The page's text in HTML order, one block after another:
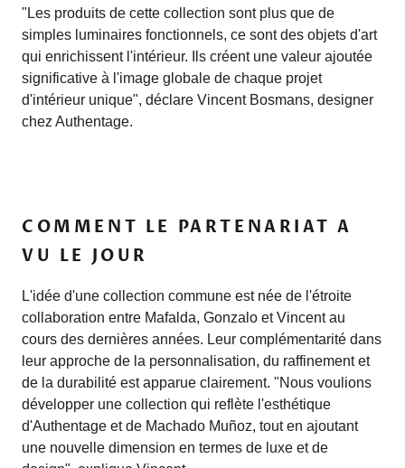
"Les produits de cette collection sont plus que de
simples luminaires fonctionnels, ce sont des objets d'art
qui enrichissent l'intérieur. Ils créent une valeur ajoutée
significative à l'image globale de chaque projet
d'intérieur unique", déclare Vincent Bosmans, designer
chez Authentage.
COMMENT LE PARTENARIAT A
VU LE JOUR
L'idée d'une collection commune est née de l'étroite
collaboration entre Mafalda, Gonzalo et Vincent au
cours des dernières années. Leur complémentarité dans
leur approche de la personnalisation, du raffinement et
de la durabilité est apparue clairement. "Nous voulions
développer une collection qui reflète l'esthétique
d'Authentage et de Machado Muñoz, tout en ajoutant
une nouvelle dimension en termes de luxe et de